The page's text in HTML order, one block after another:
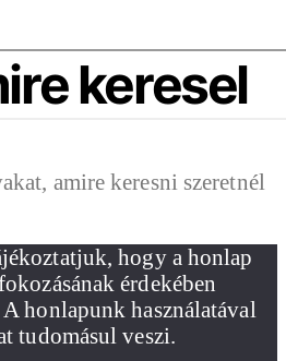
amire keresni szeretnél
hogy a honlap
érdekében
honlapunk használatával
tudomásul veszi.